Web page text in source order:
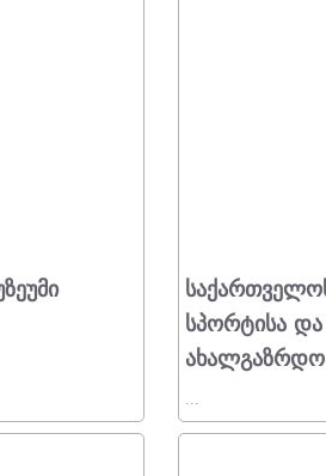
Სპორტისა Და
...